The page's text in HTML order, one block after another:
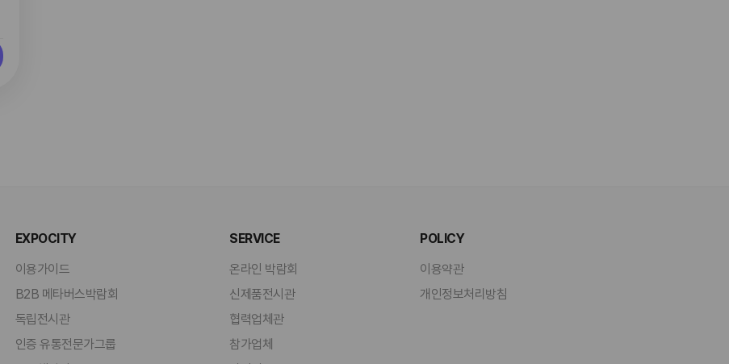
EXPOCITY
이용가이드
B2B 메타버스박람회
독립전시관
인증 유통전문가그룹
SERVICE
온라인 박람회
신제품전시관
협력업체관
참가업체
POLICY
이용약관
개인정보처리방침